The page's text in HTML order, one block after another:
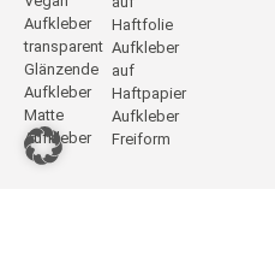
Aufkleber
transparent
Glänzende
Aufkleber
Matte
Aufkleber
Haftfolie
Aufkleber
auf
Haftpapier
Aufkleber
Freiform